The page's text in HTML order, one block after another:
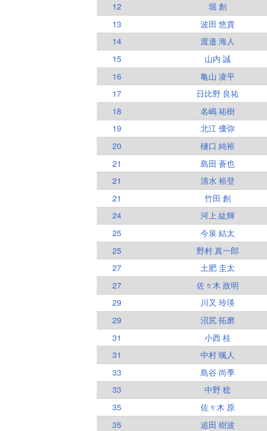
12
堀 創
13
波田 悠貴
14
渡邉 海人
15
山内 誠
16
亀山 凌平
17
日比野 良祐
18
名嶋 祐樹
19
北江 優弥
20
樋口 純裕
21
島田 蒼也
21
清水 裕登
21
竹田 創
24
河上 紘輝
25
今泉 結太
25
野村 真一郎
27
土肥 圭太
27
佐々木 政明
29
川又 玲瑛
29
沼尻 拓磨
31
小西 桂
31
中村 颯人
33
島谷 尚季
33
中野 稔
35
佐々木 原
35
追田 樹波